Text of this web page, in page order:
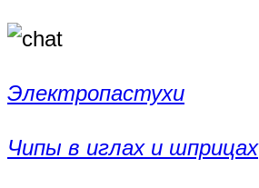
Электропастухи
Чипы в иглах и шприцах